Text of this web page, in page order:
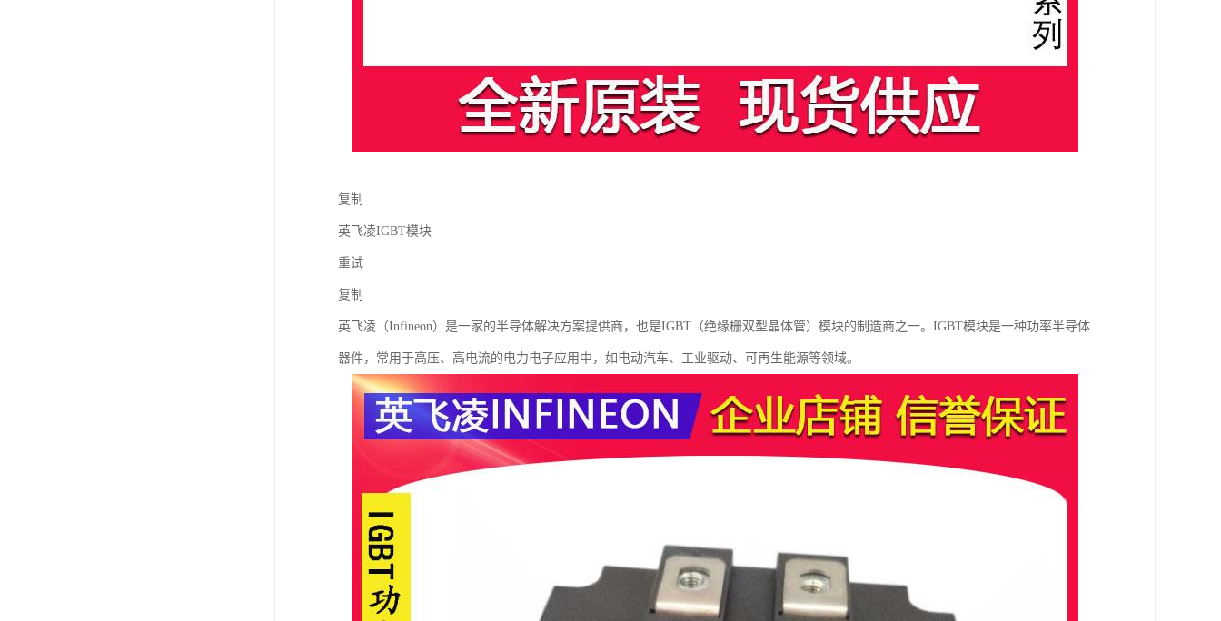
复制
英飞凌IGBT模块
重试
复制
英飞凌（Infineon）是一家的半导体解决方案提供商，也是IGBT（绝缘栅双型晶体管）模块的制造商之一。IGBT模块是一种功率半导体
器件，常用于高压、高电流的电力电子应用中，如电动汽车、工业驱动、可再生能源等领域。